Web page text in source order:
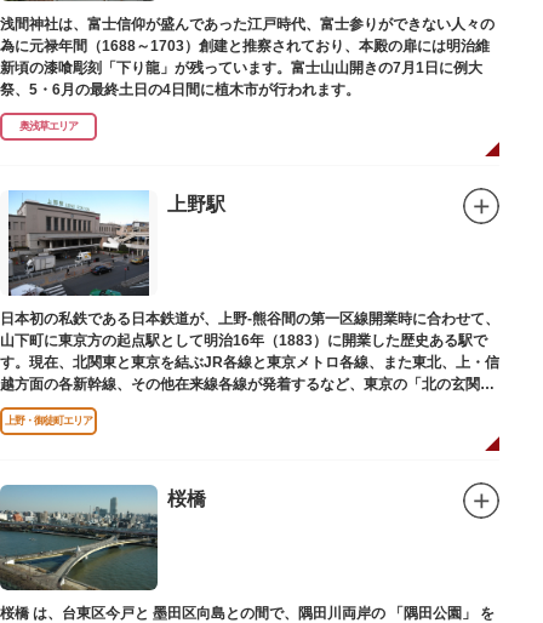
浅間神社は、富士信仰が盛んであった江戸時代、富士参りができない人々の
為に元禄年間（1688～1703）創建と推察されており、本殿の扉には明治維
新頃の漆喰彫刻「下り龍」が残っています。富士山山開きの7月1日に例大
祭、5・6月の最終土日の4日間に植木市が行われます。
奥浅草エリア
上野駅
日本初の私鉄である日本鉄道が、上野-熊谷間の第一区線開業時に合わせて、
山下町に東京方の起点駅として明治16年（1883）に開業した歴史ある駅で
す。現在、北関東と東京を結ぶJR各線と東京メトロ各線、また東北、上・信
越方面の各新幹線、その他在来線各線が発着するなど、東京の「北の玄関
口」として機能しています。
上野・御徒町エリア
桜橋
桜橋 は、台東区今戸と 墨田区向島との間で、隅田川両岸の 「隅田公園」 を